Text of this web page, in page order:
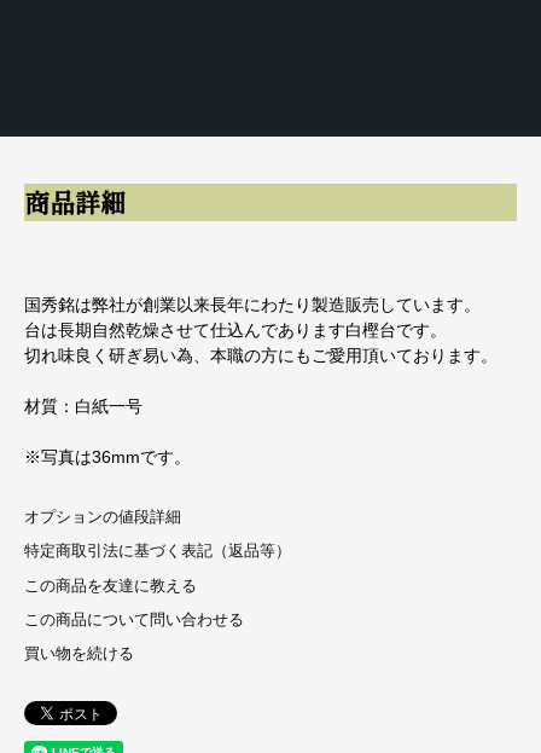
商品詳細
国秀銘は弊社が創業以来長年にわたり製造販売しています。
台は長期自然乾燥させて仕込んであります白樫台です。
切れ味良く研ぎ易い為、本職の方にもご愛用頂いております。
材質：白紙一号
※写真は36mmです。
オプションの値段詳細
特定商取引法に基づく表記（返品等）
この商品を友達に教える
この商品について問い合わせる
買い物を続ける